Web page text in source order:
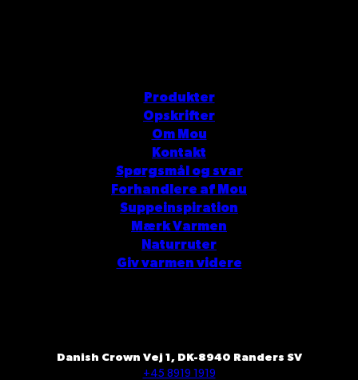
Produkter
Opskrifter
Om Mou
Kontakt
Spørgsmål og svar
Forhandlere af Mou
Suppeinspiration
Mærk Varmen
Naturruter
Giv varmen videre
Danish Crown Vej 1, DK-8940 Randers SV
+45 8919 1919